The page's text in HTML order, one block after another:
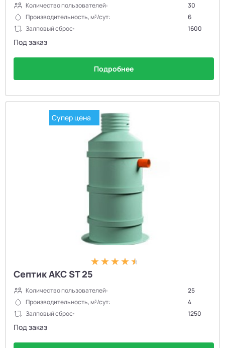
Количество пользователей:
30
Производительность, м³/сут:
6
Залповый сброс:
1600
Под заказ
Подробнее
Супер цена
Септик АКС ST 25
Количество пользователей:
25
Производительность, м³/сут:
4
Залповый сброс:
1250
Под заказ